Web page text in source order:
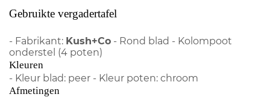
Gebruikte vergadertafel
- Fabrikant: Kush+Co - Rond blad - Kolompoot
onderstel (4 poten)
Kleuren
- Kleur blad: peer - Kleur poten: chroom
Afmetingen